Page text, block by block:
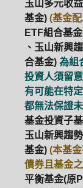
玉山多元收
基金) (基金
ETF組合基
、玉山新興
合基金) 為組
投資人須留
有可能在特
都無法保證
基金投資子
玉山新興趨
基金) (本基
債券且基金
平衡基金(原